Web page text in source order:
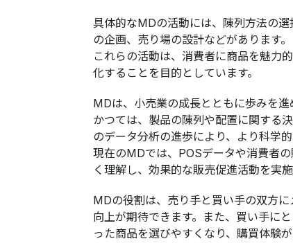
具体的なMDの活動には、陳列方法の
の企画、売り場の設計などがあります。
これらの活動は、消費者に商品を魅力
化することを目的としています。
MDは、小売業の成長とともに歩みを進
かつては、製品の陳列や配置に関する
のデータ分析の進歩により、より科学
現在のMDでは、POSデータや消費者
く理解し、効果的な販売促進活動を実施
MDの役割は、売り手と買い手の双方
向上が期待できます。また、買い手に
った商品を選びやすくなり、購買体験が